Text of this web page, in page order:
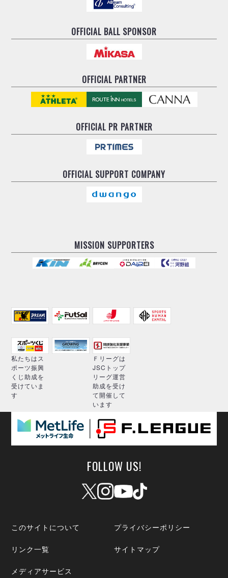
OFFICIAL BALL SPONSOR
OFFICIAL PARTNER
OFFICIALPR PARTNER
OFFICIAL SUPPORT COMPANY
MISSION SUPPORTERS
私たちはス
ポーツ振興
くじ助成を
受けていま
す
Ｆリーグは
JSCトップ
リーグ運営
助成を受け
て開催して
います
FOLLOW US!
このサイトについて プライバシーポリシー
リンク一覧 サイトマップ
メディアサービス